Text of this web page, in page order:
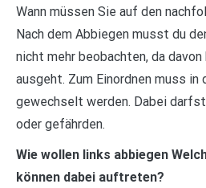
Wann müssen Sie auf den
Nach dem Abbiegen musst du
nicht mehr beobachten, da davon
ausgeht. Zum Einordnen muss in
gewechselt werden. Dabei
oder gefährden.
Wie wollen links abbiegen
können dabei auftreten?